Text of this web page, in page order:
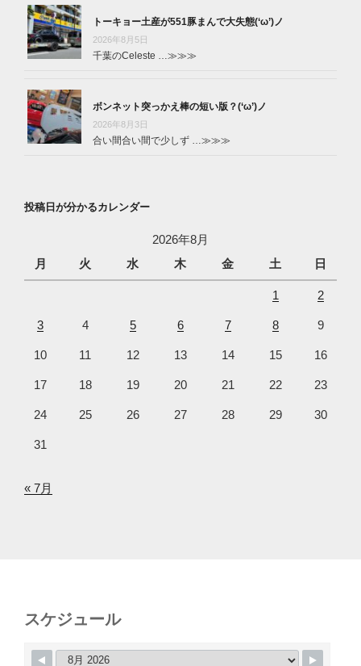
トーキョー土産が551豚まんで大失態(‘ω’)ノ
2026年8月5日
千葉のCeleste …≫≫≫
ボンネット突っかえ棒の短い版？(‘ω’)ノ
2026年8月3日
合い間合い間で少しず …≫≫≫
投稿日が分かるカレンダー
2026年8月
月
火 水 木 金 土 日
1 2
3 4 5 6 7 8 9
10 11 12 13 14 15 16
17 18 19 20 21 22 23
24 25 26 27 28 29 30
31
« 7月
スケジュール